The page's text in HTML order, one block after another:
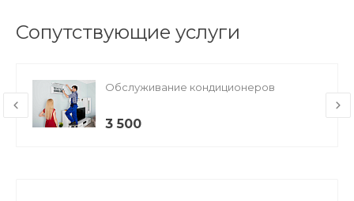
Сопутствующие услуги
Обслуживание кондиционеров
3 500